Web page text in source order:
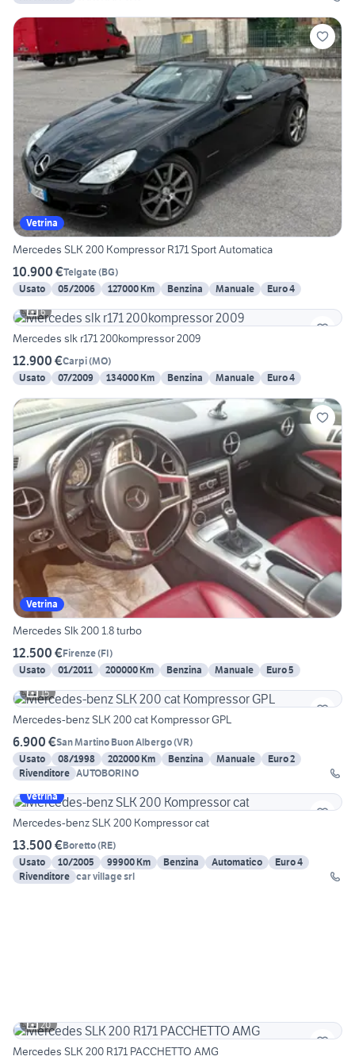
Vetrina
Mercedes SLK 200 Kompressor R171 Sport Automatica
10.900 €Telgate(BG)
Usato
05/2006 127000 Km Benzina Manuale
Euro 4
6
Mercedes slk r171 200kompressor 2009
12.900 €Carpi(MO)
Usato
07/2009 134000 Km Benzina Manuale Euro 4
Vetrina
Mercedes Slk 200 1.8 turbo
12.500 €Firenze(FI)
Usato
01/2011 200000 Km Benzina Manuale
Euro 5
15
Mercedes-benz SLK 200 cat Kompressor GPL
6.900 €San Martino Buon Albergo(VR)
Usato
08/1998 202000 Km Benzina Manuale
Euro 2
Rivenditore AUTOBORINO
Vetrina
Mercedes-benz SLK 200 Kompressor cat
13.500 €Boretto(RE)
Usato
10/2005 99900 Km Benzina Automatico
Euro 4
Rivenditore car village srl
20
Mercedes SLK 200 R171 PACCHETTO AMG